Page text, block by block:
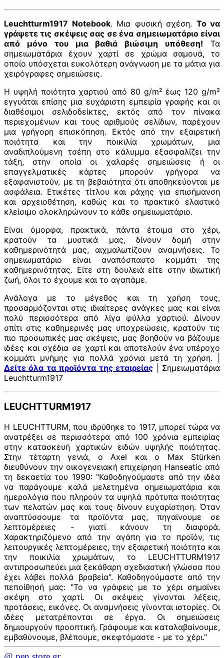
Leuchtturm1917 Notebook. Μια φυσική σχέση. Το να
γράψετε τις σκέψεις σας σε ένα σημειωματάριο είναι
από μόνο του μια βαθιά βιώσιμη υπόθεση! Τα
σημειωματάρια έχουν χαρτί σε χρώμα σαμουά, το
οποίο υπόσχεται ευκολότερη ανάγνωση με τα μάτια για
χειρόγραφες σημειώσεις.
Η υψηλή ποιότητα χαρτιού από 80 g/m² έως 120 g/m²
εγγυάται επίσης μια ευχάριστη εμπειρία γραφής και οι
διαθέσιμοι σελιδοδείκτες, εκτός από τον πίνακα
περιεχομένων και τους αριθμούς σελίδων, παρέχουν
μια γρήγορη επισκόπηση. Εκτός από την εξαιρετική
ποιότητα και την ποικιλία χρωμάτων, μια
αναδιπλούμενη τσέπη στο κάλυμμα εξασφαλίζει την
τάξη, στην οποία οι χαλαρές σημειώσεις ή οι
επαγγελματικές κάρτες μπορούν γρήγορα να
εξαφανιστούν, με τη βεβαιότητα ότι αποθηκεύονται με
ασφάλεια. Ετικέτες τίτλου και ράχης για επισήμανση
και αρχειοθέτηση, καθώς και το πρακτικό ελαστικό
κλείσιμο ολοκληρώνουν το κάθε σημειωματάριο.
Είναι όμορφα, πρακτικά, πάντα έτοιμα στο χέρι,
κρατούν τα μυστικά μας, δίνουν δομή στην
καθημερινότητά μας, αιχμαλωτίζουν αναμνήσεις. Το
σημειωματάριο είναι αναπόσπαστο κομμάτι της
καθημερινότητας. Είτε στη δουλειά είτε στην ιδιωτική
ζωή, όλοι το έχουμε και το αγαπάμε.
Ανάλογα με το μέγεθος και τη χρήση τους,
προσαρμόζονται στις ιδιαίτερες ανάγκες μας και είναι
πολύ περισσότερα από λίγα φύλλα χαρτιού. Δίνουν
σπίτι στις καθημερινές μας υποχρεώσεις, κρατούν τις
πιο προσωπικές μας σκέψεις, μας βοηθούν να βάζουμε
ιδέες και σχέδια σε χαρτί και αποτελούν ένα υπέροχο
κομμάτι μνήμης για πολλά χρόνια μετά τη χρήση. |
Δείτε όλα τα προϊόντα της εταιρείας | Σημειωματάρια
Leuchtturm1917
LEUCHTTURM1917
Η LEUCHTTURM, που ιδρύθηκε το 1917, μπορεί τώρα να
ανατρέξει σε περισσότερα από 100 χρόνια εμπειρίας
στην κατασκευή χαρτικών ειδών υψηλής ποιότητας.
Στην τέταρτη γενιά, ο Axel και ο Max Stürken
διευθύνουν την οικογενειακή επιχείρηση Hanseatic από
τη δεκαετία του 1990: "Καθοδηγούμαστε από την ιδέα
να παράγουμε καλά μελετημένα σημειωματάρια και
ημερολόγια που πληρούν τα υψηλά πρότυπα ποιότητας
των πελατών μας και τους δίνουν ευχαρίστηση. Όταν
αναπτύσσουμε τα προϊόντα μας, πηγαίνουμε σε
λεπτομέρειες - γιατί κάνουν τη διαφορά.
Χαρακτηριζόμενο από την αγάπη για το προϊόν, τις
λειτουργικές λεπτομέρειες, την εξαιρετική ποιότητα και
την ποικιλία χρωμάτων, το LEUCHTTURM1917
αντιπροσωπεύει μια ξεκάθαρη σχεδιαστική γλώσσα που
έχει λάβει πολλά βραβεία". Καθοδηγούμαστε από την
πεποίθησή μας: "Το να γράφεις με το χέρι σημαίνει
σκέψη στο χαρτί. Οι σκέψεις γίνονται λέξεις,
προτάσεις, εικόνες. Οι αναμνήσεις γίνονται ιστορίες. Οι
ιδέες μετατρέπονται σε έργα. Οι σημειώσεις
δημιουργούν προοπτική. Γράφουμε και καταλαβαίνουμε,
εμβαθύνουμε, βλέπουμε, σκεφτόμαστε - με το χέρι."